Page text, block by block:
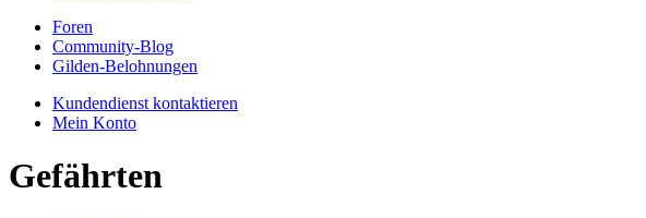
Foren
Community-Blog
Gilden-Belohnungen
Kundendienst kontaktieren
Mein Konto
Gefährten